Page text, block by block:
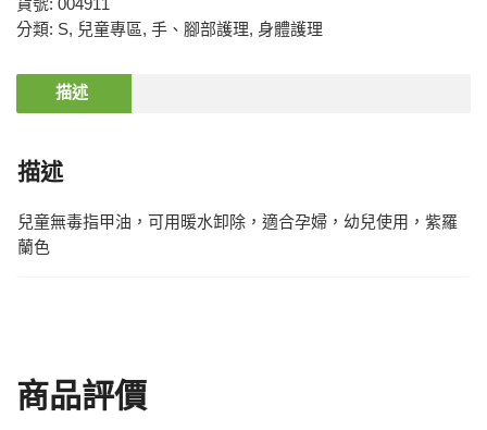
貨號: 004911
分類: S, 兒童專區, 手、腳部護理, 身體護理
描述
描述
兒童無毒指甲油，可用暖水卸除，適合孕婦，幼兒使用，紫羅
蘭色
商品評價